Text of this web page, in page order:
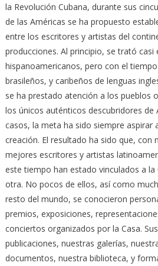
la Revolución Cubana, durante sus
de las Américas se ha propuesto
entre los escritores y artistas del
producciones. Al principio, se trató casi
hispanoamericanos, pero con el
brasileños, y caribeños de lenguas
se ha prestado atención a los pueblos
los únicos auténticos descubridores de
casos, la meta ha sido siempre aspirar
creación. El resultado ha sido que, con
mejores escritores y artistas
este tiempo han estado vinculados a la
otra. No pocos de ellos, así como
resto del mundo, se conocieron
premios, exposiciones,
conciertos organizados por la Casa.
publicaciones, nuestras galerías,
documentos, nuestra biblioteca, y